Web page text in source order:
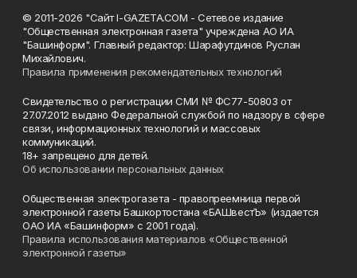
© 2011-2026 "Сайт I-GAZETA.COM - Сетевое издание
"Общественная электронная газета" учреждена АО ИА
"Башинформ". Главный редактор: Шарафутдинов Руслан
Михайлович.
Правила применения рекомендательных технологий
Свидетельство о регистрации СМИ № ФС77-50803 от
27.07.2012 выдано Федеральной службой по надзору в сфере
связи, информационных технологий и массовых
коммуникаций.
18+ запрещено для детей.
Об использовании персональных данных
Общественная электрогазета - правопреемница первой
электронной газеты Башкортостана «БАШвестЪ» (издается
ОАО ИА «Башинформ» с 2001 года).
Правила использования материалов «Общественной
электронной газеты»